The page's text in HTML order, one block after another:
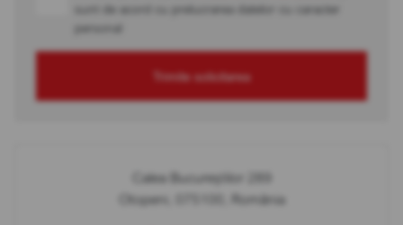
sunt de acord cu prelucrarea datelor cu caracter
personal
Trimite solicitarea
Calea Bucureștilor 289
Otopeni, 075100, România